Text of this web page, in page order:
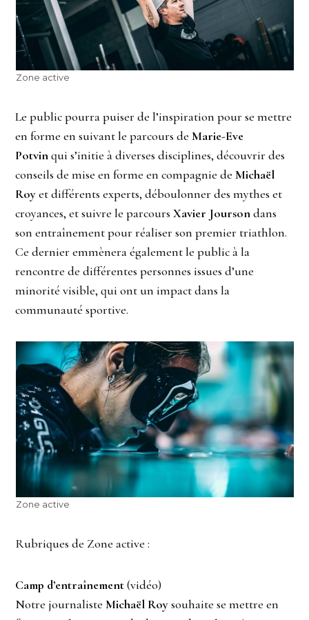
Zone active
Le public pourra puiser de l’inspiration pour se mettre
en forme en suivant le parcours deMarie-Eve
Potvinqui s’initie à diverses disciplines, découvrir des
conseils de mise en forme en compagnie deMichaël
Royet différents experts, déboulonner des mythes et
croyances, et suivre le parcoursXavier Joursondans
son entraînement pour réaliser son premier triathlon.
Ce dernier emmènera également le public à la
rencontre de différentes personnes issues d’une
minorité visible, qui ont un impact dans la
communauté sportive.
Zone active
Rubriques de Zone active :
Camp d’entraînement(vidéo)
Notre journalisteMichaël Roysouhaite se mettre en